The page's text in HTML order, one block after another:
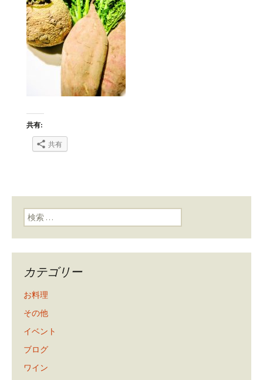
共有:
共有
検索:
カテゴリー
お料理
その他
イベント
ブログ
ワイン